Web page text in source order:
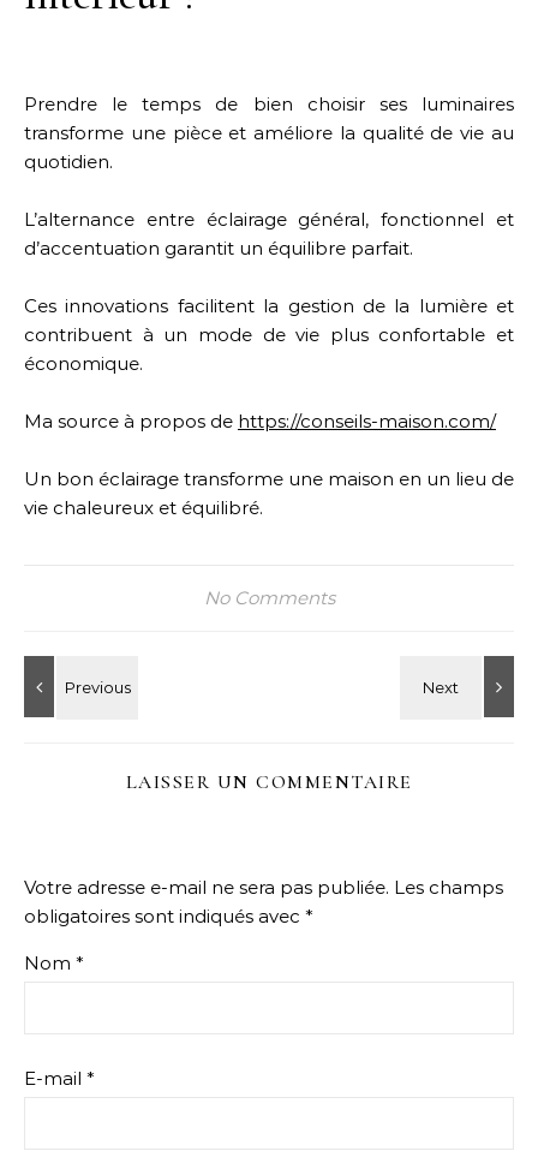
Prendre le temps de bien choisir ses luminaires
transforme une pièce et améliore la qualité de vie au
quotidien.
L’alternance entre éclairage général, fonctionnel et
d’accentuation garantit un équilibre parfait.
Ces innovations facilitent la gestion de la lumière et
contribuent à un mode de vie plus confortable et
économique.
Ma source à propos de https://conseils-maison.com/
Un bon éclairage transforme une maison en un lieu de
vie chaleureux et équilibré.
No Comments
LAISSER UN COMMENTAIRE
Votre adresse e-mail ne sera pas publiée. Les champs
obligatoires sont indiqués avec *
Nom *
E-mail *